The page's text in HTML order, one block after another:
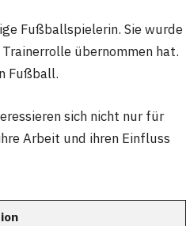
Fußballspielerin. Sie wurde
übernommen hat.
Fußball.
sich nicht nur für
Arbeit und ihren Einfluss